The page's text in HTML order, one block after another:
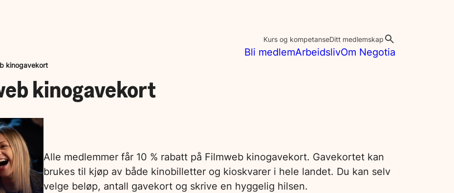
Bli medlemArbeidslivOm Negotia
Kurs og kompetanseDitt medlemskap
kinogavekort
kinogavekort
Alle medlemmer får 10 % rabatt på Filmweb kinogavekort. Gavekortet kan
brukes til kjøp av både kinobilletter og kioskvarer i hele landet. Du kan selv
velge beløp, antall gavekort og skrive en hyggelig hilsen.